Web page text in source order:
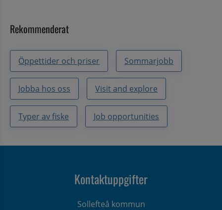
Rekommenderat
Öppettider och priser Sommarjobb
Jobba hos oss Visit and explore
Typer av fiske Job opportunities
Kontaktuppgifter
Sollefteå kommun